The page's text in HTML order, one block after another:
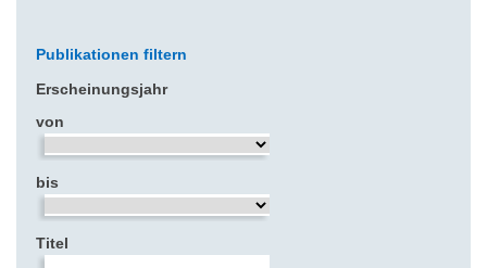
Publikationen filtern
Erscheinungsjahr
von
bis
Titel